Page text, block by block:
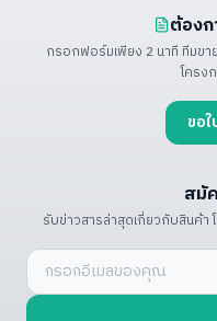
ต้องก
กรอกฟอร์มเพียง 2 นาที ทีมข
โครง
ขอ
สมั
รับข่าวสารล่าสุดเกี่ยวกับสินค้า